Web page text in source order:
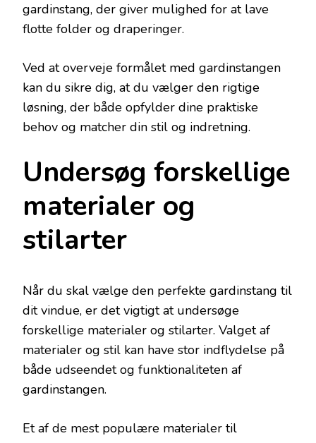
gardinstang, der giver mulighed for at lave
flotte folder og draperinger.
Ved at overveje formålet med gardinstangen
kan du sikre dig, at du vælger den rigtige
løsning, der både opfylder dine praktiske
behov og matcher din stil og indretning.
Undersøg forskellige
materialer og
stilarter
Når du skal vælge den perfekte gardinstang til
dit vindue, er det vigtigt at undersøge
forskellige materialer og stilarter. Valget af
materialer og stil kan have stor indflydelse på
både udseendet og funktionaliteten af
gardinstangen.
Et af de mest populære materialer til